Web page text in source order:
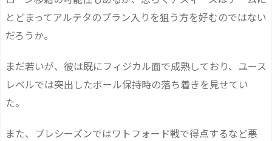
とどまってアルテタのプラン入りを狙う方を好むのではない
だろうか。
まだ若いが、彼は既にフィジカル面で成熟しており、ユース
レベルでは突出したボール保持時の落ち着きを見せてい
た。
また、プレシーズンではワトフォード戦で得点するなど悪